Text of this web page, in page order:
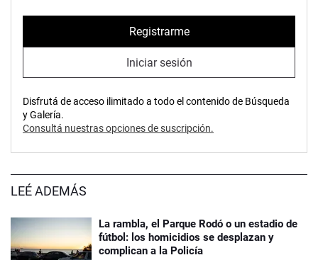
Registrarme
Iniciar sesión
Disfrutá de acceso ilimitado a todo el contenido de Búsqueda
y Galería.
Consultá nuestras opciones de suscripción.
LEÉ ADEMÁS
La rambla, el Parque Rodó o un estadio de
fútbol: los homicidios se desplazan y
complican a la Policía